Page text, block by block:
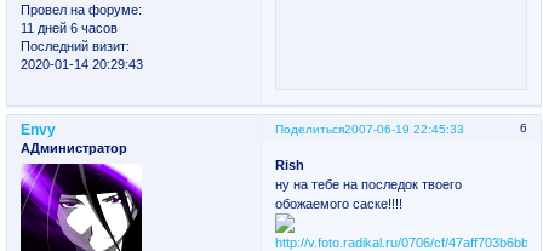
Провел на форуме:
11 дней 6 часов
Последний визит:
2020-01-14 20:29:43
Поделиться 6
2007-06-19 22:45:33
Envy
АДминистратор
Rish
ну на тебе на последок твоего
обожаемого саске!!!!